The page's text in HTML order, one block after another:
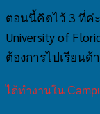
ตอนนี้คิดไว้ 3 ที่ค่ะ
University of
ต้องการไปเรียนด้
ได้ทำงานใน